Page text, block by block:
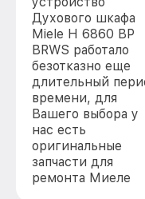
Духового шкафа
Miele H 6860 BP
BRWS работало
безотказно еще
длительный
времени, для
Вашего выбора у
нас есть
оригинальные
запчасти для
ремонта Миеле